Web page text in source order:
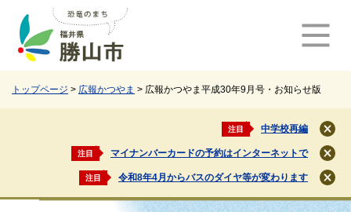
トップページ > 広報かつやま > 広報かつやま平成30年9月号・お知らせ版
注目 中学校再編
閉
じ
る
注目 マイナンバーカードの予約はインターネットで
閉
じ
る
注目 令和8年4月からバスのダイヤ等が変わります
閉
じ